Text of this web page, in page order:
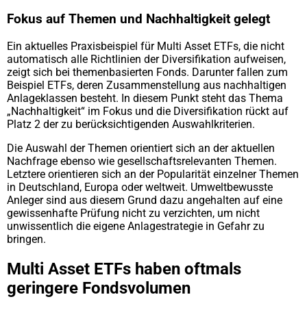
Fokus auf Themen und Nachhaltigkeit gelegt
Ein aktuelles Praxisbeispiel für Multi Asset ETFs, die nicht
automatisch alle Richtlinien der Diversifikation aufweisen,
zeigt sich bei themenbasierten Fonds. Darunter fallen zum
Beispiel ETFs, deren Zusammenstellung aus nachhaltigen
Anlageklassen besteht. In diesem Punkt steht das Thema
„Nachhaltigkeit“ im Fokus und die Diversifikation rückt auf
Platz 2 der zu berücksichtigenden Auswahlkriterien.
Die Auswahl der Themen orientiert sich an der aktuellen
Nachfrage ebenso wie gesellschaftsrelevanten Themen.
Letztere orientieren sich an der Popularität einzelner Themen
in Deutschland, Europa oder weltweit. Umweltbewusste
Anleger sind aus diesem Grund dazu angehalten auf eine
gewissenhafte Prüfung nicht zu verzichten, um nicht
unwissentlich die eigene Anlagestrategie in Gefahr zu
bringen.
Multi Asset ETFs haben oftmals
geringere Fondsvolumen